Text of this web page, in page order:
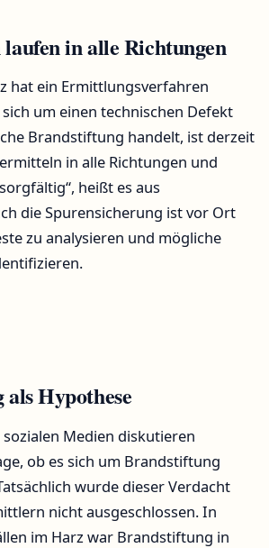
in alle Richtungen
hat ein Ermittlungsverfahren
um einen technischen Defekt
Brandstiftung handelt, ist derzeit
in alle Richtungen und
heißt es aus
die Spurensicherung ist vor Ort
zu analysieren und mögliche
Hypothese
Medien diskutieren
ob es sich um Brandstiftung
wurde dieser Verdacht
nicht ausgeschlossen. In
im Harz war Brandstiftung in